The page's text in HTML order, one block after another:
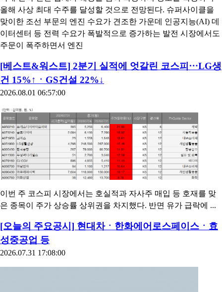
올해 사상 최대 수주를 달성할 것으로 전망된다. 슈퍼사이클을
맞이한 조선 부문의 엔진 수요가 견조한 가운데 인공지능(AI) 데
이터센터 등 전력 수요가 폭발적으로 증가하는 발전 시장에서도
주문이 폭주하면서 엔진
[베스트&워스트] 2분기 실적에 엇갈린 코스피⋯LG생
건 15%↑ㆍGS건설 22%↓
2026.08.01 06:57:00
이번 주 코스피 시장에서는 호실적과 자사주 매입 등 호재를 맞
은 종목이 주가 상승률 상위권을 차지했다. 반면 유가 급락에 ...
[오늘의 주요공시] 현대차ㆍ한화에어로스페이스ㆍ효
성중공업 등
2026.07.31 17:08:00